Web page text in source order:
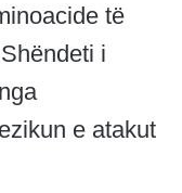
të
i
e atakut